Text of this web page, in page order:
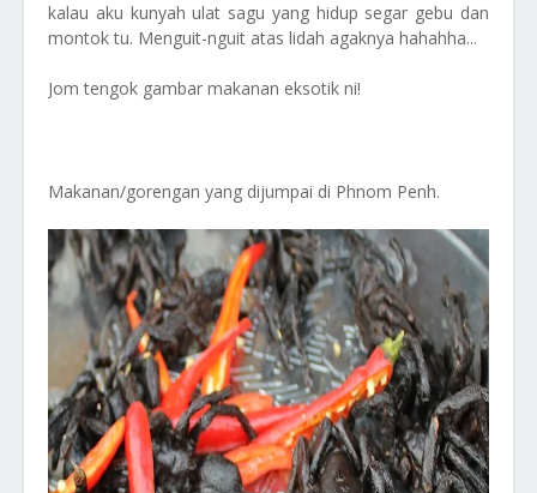
kalau aku kunyah ulat sagu yang hidup segar gebu dan
montok tu. Menguit-nguit atas lidah agaknya hahahha...
Jom tengok gambar makanan eksotik ni!
Makanan/gorengan yang dijumpai di Phnom Penh.